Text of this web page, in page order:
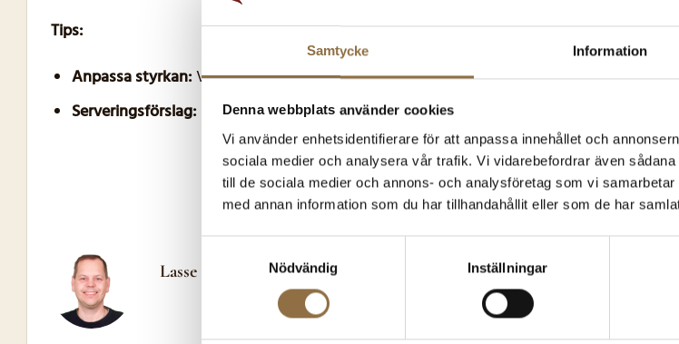
Samtycke Information
Denna webbplats använder cookies
Vi använder enhetsidentifierare för att anpassa innehållet och
sociala medier och analysera vår trafik. Vi vidarebefordrar även
till de sociala medier och annons- och analysföretag som vi
med annan information som du har tillhandahållit eller som de har
Nödvändig
Inställningar
Tips:
Anpassa styrkan:Vill du ha det ännu starkare? Tillsätt mer krossad röd chili eller en
Serveringsförslag: Servera med raita (yoghurt med gurka och mynta) för att balansera
Lasse